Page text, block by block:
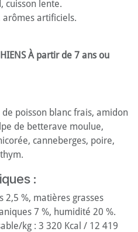
cuisson lente.
arômes artificiels.
À partir de 7 ans ou
poisson blanc frais, amidon
de betterave moulue,
canneberges, poire,
:
2,5 %, matières grasses
7 %, humidité 20 %.
kg : 3 320 Kcal / 12 419